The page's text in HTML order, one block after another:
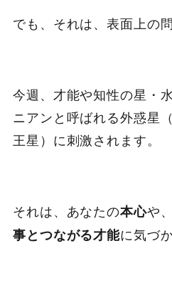
でも、それは、表面上の
今週、才能や知性の星・
ニアンと呼ばれる外惑星
王星）に刺激されます。
それは、あなたの本心や、
事とつながる才能に気づ